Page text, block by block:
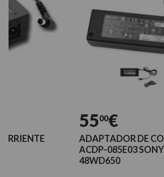
00€
ADAPTADOR DE
ACDP-085E03 SONY KDL-
48WD650